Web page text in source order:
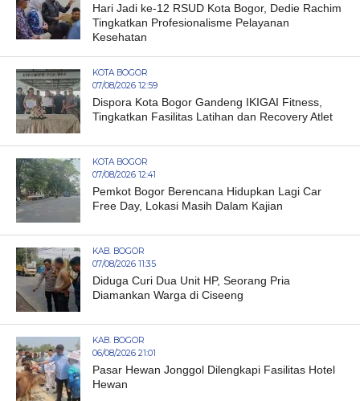
Hari Jadi ke-12 RSUD Kota Bogor, Dedie Rachim
Tingkatkan Profesionalisme Pelayanan
Kesehatan
KOTA BOGOR
07/08/2026 12:59
Dispora Kota Bogor Gandeng IKIGAI Fitness,
Tingkatkan Fasilitas Latihan dan Recovery Atlet
KOTA BOGOR
07/08/2026 12:41
Pemkot Bogor Berencana Hidupkan Lagi Car
Free Day, Lokasi Masih Dalam Kajian
KAB. BOGOR
07/08/2026 11:35
Diduga Curi Dua Unit HP, Seorang Pria
Diamankan Warga di Ciseeng
KAB. BOGOR
06/08/2026 21:01
Pasar Hewan Jonggol Dilengkapi Fasilitas Hotel
Hewan